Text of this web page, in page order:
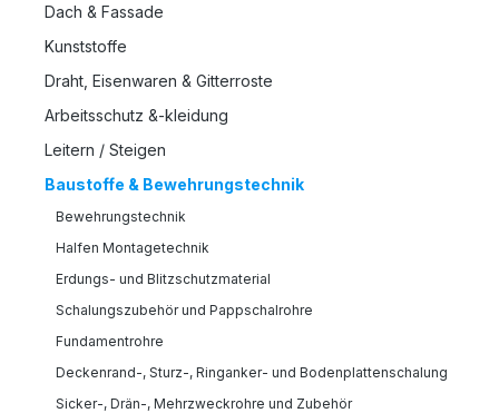
Dach & Fassade
Kunststoffe
Draht, Eisenwaren & Gitterroste
Arbeitsschutz &-kleidung
Leitern / Steigen
Baustoffe & Bewehrungstechnik
Bewehrungstechnik
Halfen Montagetechnik
Erdungs- und Blitzschutzmaterial
Schalungszubehör und Pappschalrohre
Fundamentrohre
Deckenrand-, Sturz-, Ringanker- und Bodenplattenschalung
Sicker-, Drän-, Mehrzweckrohre und Zubehör